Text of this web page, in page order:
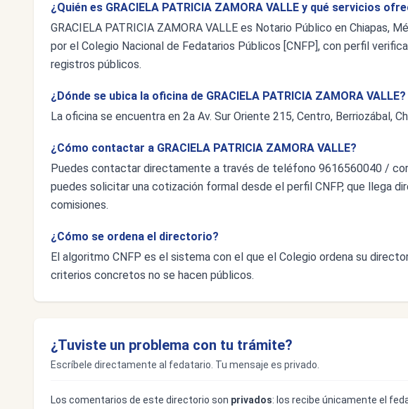
¿Quién es GRACIELA PATRICIA ZAMORA VALLE y qué servicios
GRACIELA PATRICIA ZAMORA VALLE es Notario Público en Chiapas,
por el Colegio Nacional de Fedatarios Públicos [CNFP], con perfil
registros públicos.
¿Dónde se ubica la oficina de GRACIELA PATRICIA ZAMORA VALLE?
La oficina se encuentra en 2a Av. Sur Oriente 215, Centro, Berriozábal,
¿Cómo contactar a GRACIELA PATRICIA ZAMORA VALLE?
Puedes contactar directamente a través de teléfono 9616560040 /
puedes solicitar una cotización formal desde el perfil CNFP, que llega
comisiones.
¿Cómo se ordena el directorio?
El algoritmo CNFP es el sistema con el que el Colegio ordena su
criterios concretos no se hacen públicos.
¿Tuviste un problema con tu trámite?
Escríbele directamente al fedatario. Tu mensaje es privado.
Los comentarios de este directorio son privados: los recibe únicamente el